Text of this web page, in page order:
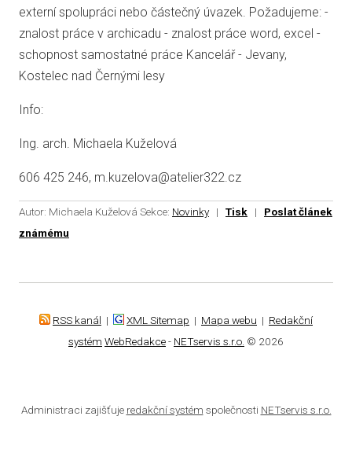
externí spolupráci nebo částečný úvazek. Požadujeme: -
znalost práce v archicadu - znalost práce word, excel -
schopnost samostatné práce Kancelář - Jevany,
Kostelec nad Černými lesy
Info:
Ing. arch. Michaela Kuželová
606 425 246, m.kuzelova@atelier322.cz
Autor: Michaela Kuželová Sekce: Novinky| Tisk | Poslat článek
známému
RSS kanál | XML Sitemap | Mapa webu | Redakční
systém WebRedakce- NETservis s.r.o. © 2026
Administraci zajišťuje redakční systém společnosti NETservis s.r.o.